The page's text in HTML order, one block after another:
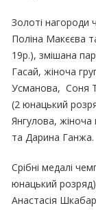
Золоті нагороди
Поліна Макєєва
19р.), змішана
Гасай, жіноча
Усманова, Соня
(2 юнацький
Янгулова,
та Дарина Ганжа.
Срібні медалі
юнацький
Анастасія